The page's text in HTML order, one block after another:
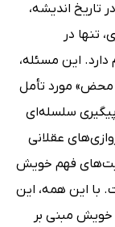
تاریخ اندیشه،
تنها در
این مسئله،
محض» مورد تأمل
پیگیری سلسله‌ای
عقلانی
فهم خویش
با این همه، این
خویش مبنی بر